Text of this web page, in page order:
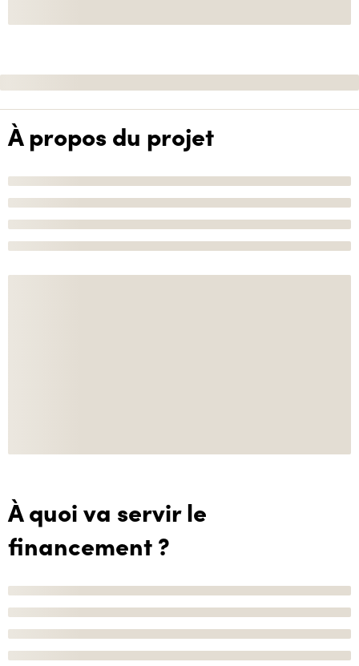
À propos du projet
À quoi va servir le
financement ?